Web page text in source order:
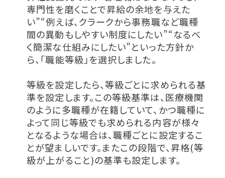
専門性を磨くことで昇給の余地を与えた
い”“例えば、クラークから事務職など職種
間の異動もしやすい制度にしたい”“なるべ
く簡潔な仕組みにしたい”といった方針か
ら、「職能等級」を選択しました。
等級を設定したら、等級ごとに求められる基
準を設定します。この等級基準は、医療機関
のように多職種が在籍していて、かつ職種に
よって同じ等級でも求められる内容が様々
となるような場合は、職種ごとに設定するこ
とが望ましいです。またこの段階で、昇格(等
級が上がること)の基準も設定します。